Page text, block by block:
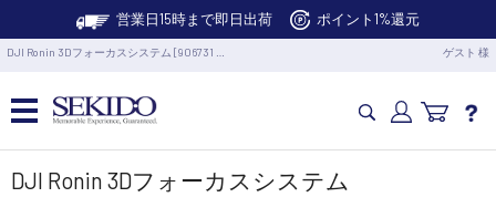
営業日15時まで即日出荷 ポイント1%還元
DJI Ronin 3Dフォーカスシステム [906731 … ゲスト 様
カメラドローン・生活家電
DJI Ronin 3Dフォーカスシステム